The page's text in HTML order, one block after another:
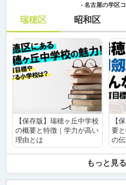
- 名古屋の学区
瑞穂区 昭和区
【保存版】瑞穂ヶ丘中学校
の概要と特徴｜学力が高い
理由とは
【
要
の
もっと見る